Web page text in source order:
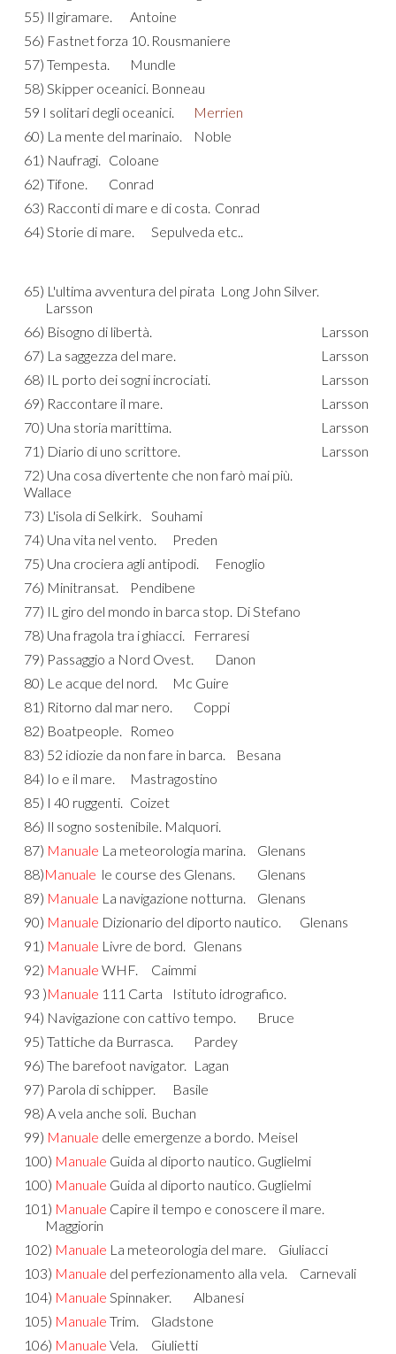
55) Il giramare.
Antoine
56) Fastnet forza 10. Rousmaniere
57) Tempesta.
Mundle
58) Skipper oceanici. Bonneau
59 I solitari degli oceanici.
Merrien
60) La mente del marinaio.
Noble
61) Naufragi. Coloane
62) Tifone.
Conrad
63) Racconti di mare e di costa. Conrad
64) Storie di mare.
Sepulveda etc..
65) L'ultima avventura del pirata Long John Silver.
Larsson
66) Bisogno di libertà.
Larsson
67) La saggezza del mare.
Larsson
68) IL porto dei sogni incrociati.
Larsson
69) Raccontare il mare.
Larsson
70) Una storia marittima.
Larsson
71) Diario di uno scrittore.
Larsson
72) Una cosa divertente che non farò mai più.
Wallace
73) L'isola di Selkirk.
Souhami
74) Una vita nel vento.
Preden
75) Una crociera agli antipodi.
Fenoglio
76) Minitransat.
Pendibene
77) IL giro del mondo in barca stop. Di Stefano
78) Una fragola tra i ghiacci.
Ferraresi
79) Passaggio a Nord Ovest.
Danon
80) Le acque del nord.
Mc Guire
81) Ritorno dal mar nero.
Coppi
82) Boatpeople.
Romeo
83) 52 idiozie da non fare in barca.
Besana
84) Io e il mare.
Mastragostino
85) I 40 ruggenti. Coizet
86) Il sogno sostenibile. Malquori.
87) Manuale La meteorologia marina.
Glenans
88)Manuale le course des Glenans.
Glenans
89) Manuale La navigazione notturna.
Glenans
90) Manuale Dizionario del diporto nautico.
Glenans
91) Manuale Livre de bord. Glenans
92) Manuale WHF.
Caimmi
93 )Manuale 111 Carta
Istituto idrografico.
94) Navigazione con cattivo tempo.
Bruce
95) Tattiche da Burrasca.
Pardey
96) The barefoot navigator. Lagan
97) Parola di schipper.
Basile
98) A vela anche soli. Buchan
99) Manuale delle emergenze a bordo. Meisel
100) Manuale Guida al diporto nautico. Guglielmi
100) Manuale Guida al diporto nautico. Guglielmi
101) Manuale Capire il tempo e conoscere il mare.
Maggiorin
102) Manuale La meteorologia del mare.
Giuliacci
103) Manuale del perfezionamento alla vela.
Carnevali
104) Manuale Spinnaker.
Albanesi
105) Manuale Trim.
Gladstone
106) Manuale Vela.
Giulietti